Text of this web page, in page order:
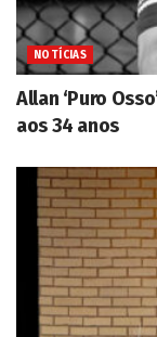
NOTÍCIAS
Allan ‘Puro
aos 34 anos